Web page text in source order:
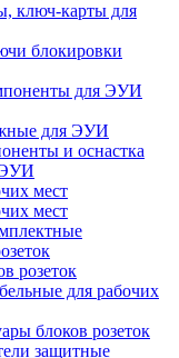
ключ-карты для
блокировки
для ЭУИ
для ЭУИ
и оснастка
ЭУИ
мест
мест
розеток
для рабочих
блоков розеток
защитные